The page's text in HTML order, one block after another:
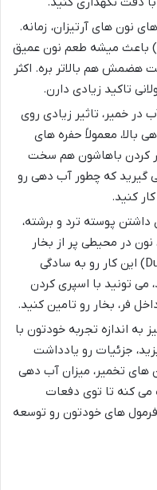
نون های آرتیزان، زمانه.
باعث میشه طعم نون عمیق
هضمش هم بالاتر بره. اکثر
تاکید زیادی دارن.
در خمیر، تاثیر زیادی روی
بالا، معمولاً حفره های
کردن باهاشون هم سخت
گیرید که چطور آب دهی رو
کنید.
داشتن پوسته ترد و برشته،
پخت، نون در محیطی پر از بخار
پخته بشه. فر هلندی (Dutch Oven) این کار رو به سادگی
می تونید با اسپری کردن
فر، بخار رو تامین کنید.
به اندازه تجربه خودتون با
جزئیات رو یادداشت
های تخمیر، میزان آب دهی
کنه تا توی دفعات
های خودتون رو توسعه